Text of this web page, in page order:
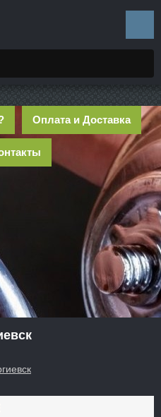
Оплата и Доставка